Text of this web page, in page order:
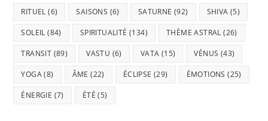
RITUEL (6) SAISONS (6) SATURNE (92) SHIVA (5)
SOLEIL (84) SPIRITUALITÉ (134) THÈME ASTRAL (26)
TRANSIT (89) VASTU (6) VATA (15) VÉNUS (43)
YOGA(8) ÂME (22) ÉCLIPSE (29) ÉMOTIONS (25)
ÉNERGIE (7) ÉTÉ (5)